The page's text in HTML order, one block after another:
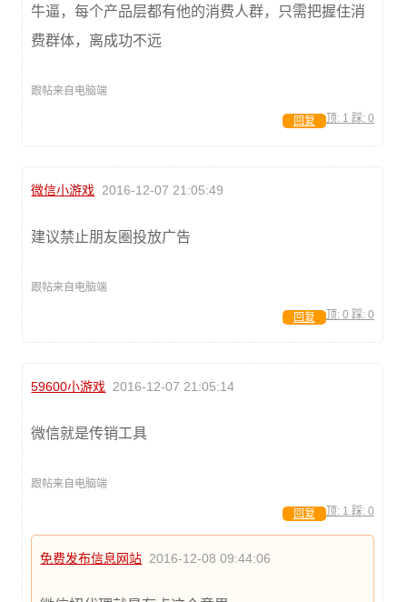
牛逼，每个产品层都有他的消费人群，只需把握住消
费群体，离成功不远
跟帖来自电脑端
顶: 1 踩: 0
回复
微信小游戏 2016-12-07 21:05:49
建议禁止朋友圈投放广告
跟帖来自电脑端
顶: 0 踩: 0
回复
59600小游戏 2016-12-07 21:05:14
微信就是传销工具
跟帖来自电脑端
顶: 1 踩: 0
回复
免费发布信息网站 2016-12-08 09:44:06